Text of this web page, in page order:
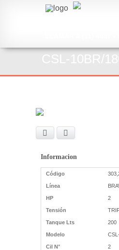
CSL-10BR/
Informacion
Código
Línea
HP 2
Tensión
Tanque Lts 200
Modelo
Cil N° 2